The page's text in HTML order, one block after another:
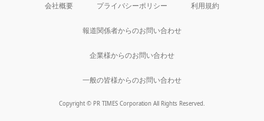
会社概要 プライバシーポリシー 利用規約
報道関係者からのお問い合わせ
企業様からのお問い合わせ
一般の皆様からのお問い合わせ
Copyright © PR TIMES Corporation All Rights Reserved.